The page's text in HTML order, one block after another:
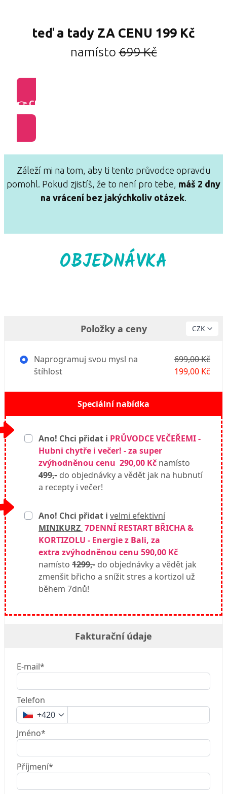
teď a tady ZA CENU 199 Kč
namísto699 Kč
👉 Chci 5 AUDIO NAHRÁVEK
a naprogramovat svou mysl na štíhlost!
Záleží mi na tom, aby ti tento průvodce opravdu
pomohl. Pokud zjistíš, že to není pro tebe, máš 2 dny
na vrácení bez jakýchkoliv otázek.
OBJEDNÁVKA
Položky a ceny
Naprogramuj svou mysl na
štíhlost
699,00 Kč
199,00 Kč
Speciální nabídka
Ano! Chci přidat i PRŮVODCE VEČEŘEMI -
Hubni chytře i večer! - za super
zvýhodněnou cenu 290,00 Kč namísto
499,- do objednávky a vědět jak na hubnutí
a recepty i večer!
Ano! Chci přidat i velmi efektivní
MINIKURZ 7DENNÍ RESTART BŘICHA &
KORTIZOLU - Energie z Bali, za
extra zvýhodněnou cenu 590,00 Kč
namísto 1299,- do objednávky a vědět jak
zmenšit břicho a snížit stres a kortizol už
během 7dnů!
Fakturační údaje
E-mail*
Telefon
+420
Jméno*
Příjmení*